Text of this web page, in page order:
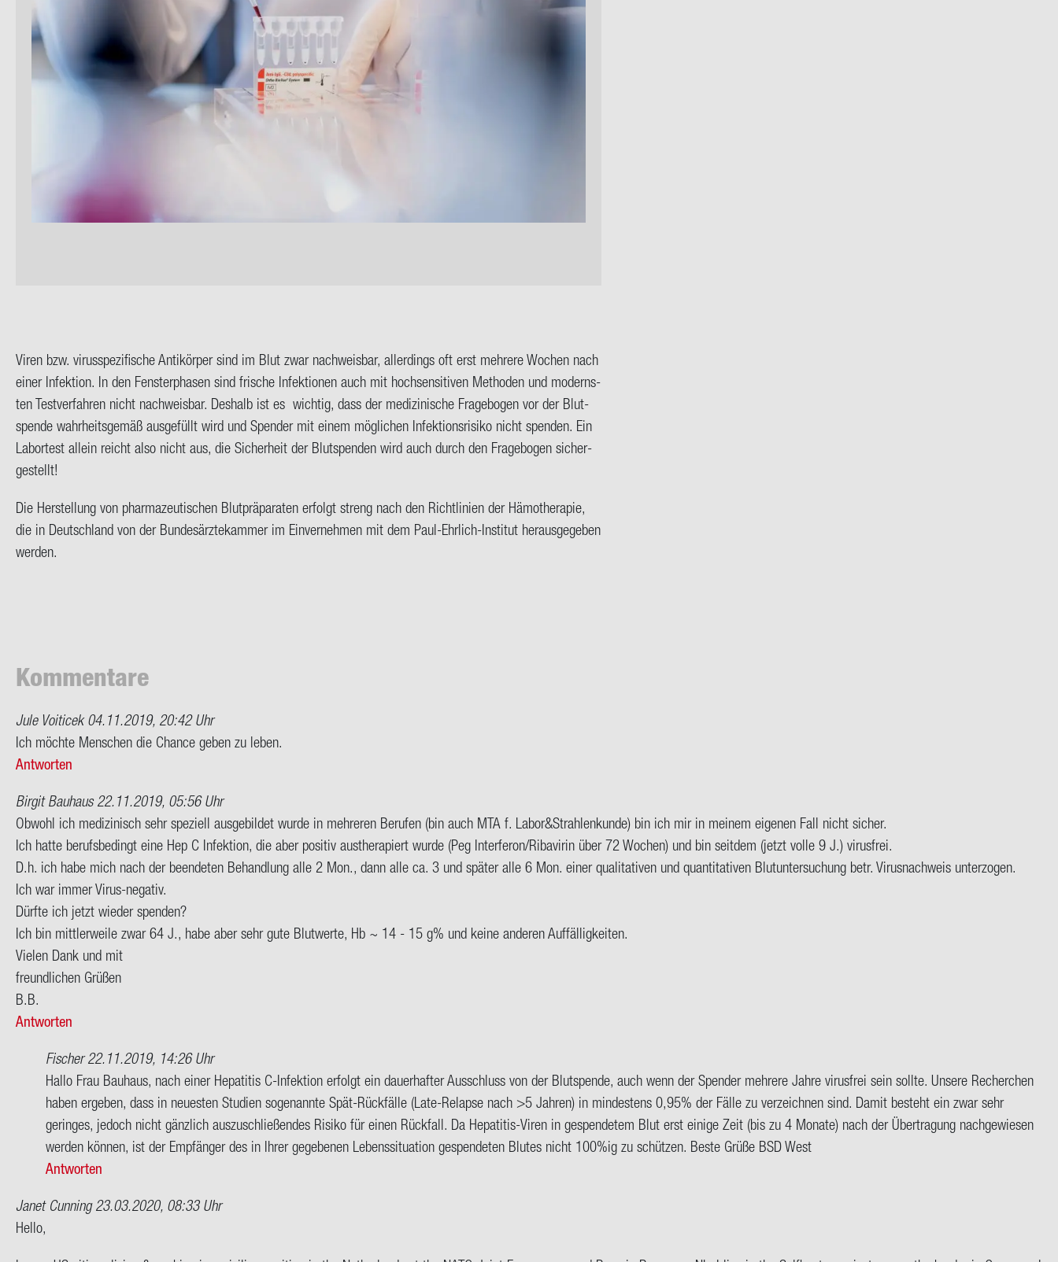
Viren bzw. vi­rus­spe­zi­fi­sche An­ti­kör­per sind im Blut zwar nach­weis­bar, al­ler­dings oft erst meh­re­re Wo­chen nach
einer In­fek­ti­on. In den Fens­ter­pha­sen sind fri­sche In­fek­tio­nen auch mit hoch­sen­si­ti­ven Me­tho­den und mo­derns­
ten Test­ver­fah­ren nicht nach­weis­bar. Des­halb ist es wich­tig, dass der me­di­zi­ni­sche Fra­ge­bo­gen vor der Blut­
spen­de wahr­heits­ge­mäß aus­ge­füllt wird und Spen­der mit einem mög­li­chen In­fek­ti­ons­ri­si­ko nicht spen­den. Ein
La­bor­test al­lein reicht also nicht aus, die Si­cher­heit der Blut­spen­den wird auch durch den Fra­ge­bo­gen si­cher­
ge­stellt!
Die Her­stel­lung von phar­ma­zeu­ti­schen Blut­prä­pa­ra­ten er­folgt streng nach den Richt­li­ni­en der Hä­mo­the­ra­pie,
die in Deutsch­land von der Bun­des­ärz­te­kam­mer im Ein­ver­neh­men mit dem Paul-​Ehrlich-Institut her­aus­ge­ge­ben
wer­den.
Kom­men­ta­re
Jule Voiticek04.11.2019, 20:42 Uhr
Ich möch­te Men­schen die Chan­ce geben zu leben.
Antworten
Birgit Bauhaus22.11.2019, 05:56 Uhr
Ob­wohl ich me­di­zi­nisch sehr spe­zi­ell aus­ge­bil­det wurde in meh­re­ren Be­ru­fen (bin auch MTA f. Labor&Strah­len­kun­de) bin ich mir in mei­nem ei­ge­nen Fall nicht si­cher.
Ich hatte be­rufs­be­dingt eine Hep C In­fek­ti­on, die aber po­si­tiv aus­the­ra­piert wurde (Peg In­ter­fe­ron/Ri­ba­vi­rin über 72 Wo­chen) und bin seit­dem (jetzt volle 9 J.) vi­rus­frei.
D.h. ich habe mich nach der be­en­de­ten Be­hand­lung alle 2 Mon., dann alle ca. 3 und spä­ter alle 6 Mon. einer qua­li­ta­ti­ven und quan­ti­ta­ti­ven Blut­un­ter­su­chung betr. Vi­rus­nach­weis un­ter­zo­gen.
Ich war immer Virus-​negativ.
Dürf­te ich jetzt wie­der spen­den?
Ich bin mitt­ler­wei­le zwar 64 J., habe aber sehr gute Blut­wer­te, Hb ~ 14 - 15 g% und keine an­de­ren Auf­fäl­lig­kei­ten.
Vie­len Dank und mit
freund­li­chen Grü­ßen
B.B.
Antworten
Fischer22.11.2019, 14:26 Uhr
Ant­
wort
auf
Ob­
wohl
me­
zi­
Hallo Frau Bauhaus, nach einer Hepatitis C-Infektion erfolgt ein dauerhafter Ausschluss von der Blutspende, auch wenn der Spender mehrere Jahre virusfrei sein sollte. Unsere Recherchen
haben ergeben, dass in neuesten Studien sogenannte Spät-Rückfälle (Late-Relapse nach >5 Jahren) in mindestens 0,95% der Fälle zu verzeichnen sind. Damit besteht ein zwar sehr
geringes, jedoch nicht gänzlich auszuschließendes Risiko für einen Rückfall. Da Hepatitis-Viren in gespendetem Blut erst einige Zeit (bis zu 4 Monate) nach der Übertragung nachgewiesen
werden können, ist der Empfänger des in Ihrer gegebenen Lebenssituation gespendeten Blutes nicht 100%ig zu schützen. Beste Grüße BSD West
Antworten
Janet Cunning23.03.2020, 08:33 Uhr
Hello,